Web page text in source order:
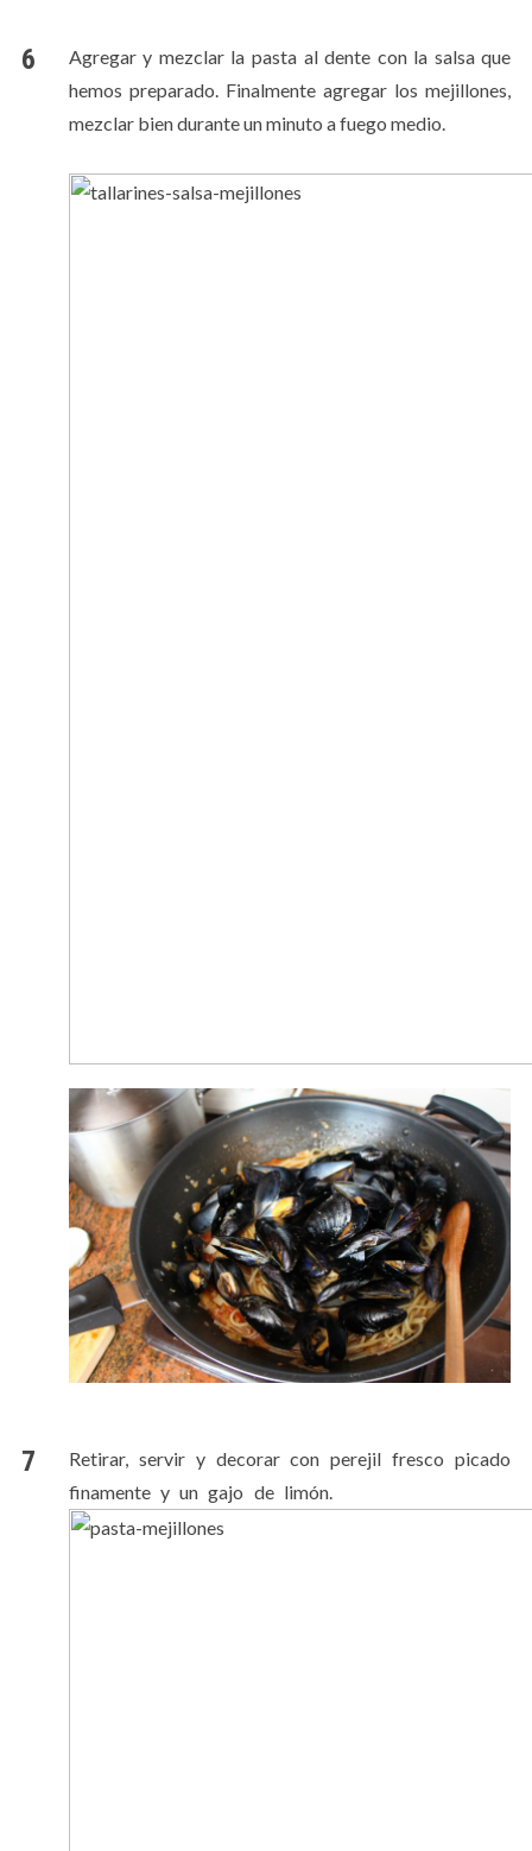
Agregar y mezclar la pasta al dente con la salsa que
hemos preparado. Finalmente agregar los mejillones,
mezclar bien durante un minuto a fuego medio.
Retirar, servir y decorar con perejil fresco picado
finamente y un gajo de limón.